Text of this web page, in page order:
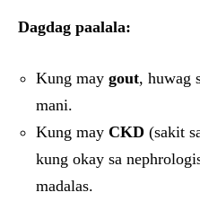
Dagdag paalala:
Kung may gout, huwag
mani.
Kung may CKD (sakit
kung okay sa
madalas.